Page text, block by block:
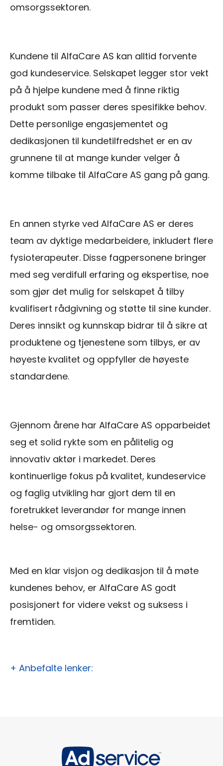
omsorgssektoren.
Kundene til AlfaCare AS kan alltid forvente
god kundeservice. Selskapet legger stor vekt
på å hjelpe kundene med å finne riktig
produkt som passer deres spesifikke behov.
Dette personlige engasjementet og
dedikasjonen til kundetilfredshet er en av
grunnene til at mange kunder velger å
komme tilbake til AlfaCare AS gang på gang.
En annen styrke ved AlfaCare AS er deres
team av dyktige medarbeidere, inkludert flere
fysioterapeuter. Disse fagpersonene bringer
med seg verdifull erfaring og ekspertise, noe
som gjør det mulig for selskapet å tilby
kvalifisert rådgivning og støtte til sine kunder.
Deres innsikt og kunnskap bidrar til å sikre at
produktene og tjenestene som tilbys, er av
høyeste kvalitet og oppfyller de høyeste
standardene.
Gjennom årene har AlfaCare AS opparbeidet
seg et solid rykte som en pålitelig og
innovativ aktør i markedet. Deres
kontinuerlige fokus på kvalitet, kundeservice
og faglig utvikling har gjort dem til en
foretrukket leverandør for mange innen
helse- og omsorgssektoren.
Med en klar visjon og dedikasjon til å møte
kundenes behov, er AlfaCare AS godt
posisjonert for videre vekst og suksess i
fremtiden.
+ Anbefalte lenker: